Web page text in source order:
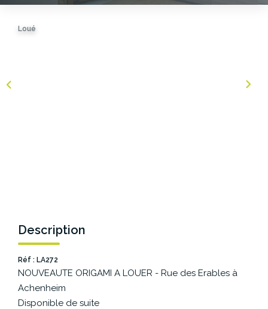
ESPACE BAILLEURS
Loué
Description
Réf : LA272
NOUVEAUTE ORIGAMI A LOUER - Rue des Erables à
Achenheim
Disponible de suite